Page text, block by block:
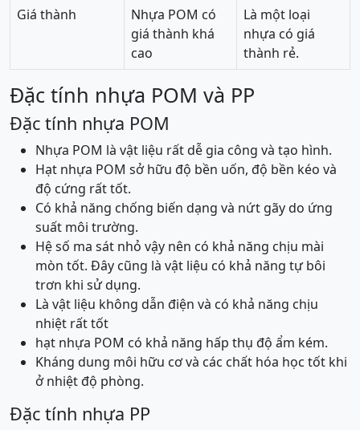
Giá thành
Nhựa POM có
giá thành khá
cao
Là một loại
nhựa có giá
thành rẻ.
Đặc tính nhựa POM và PP
Đặc tính nhựa POM
Nhựa POM là vật liệu rất dễ gia công và tạo hình.
Hạt nhựa POM sở hữu độ bền uốn, độ bền kéo và
độ cứng rất tốt.
Có khả năng chống biến dạng và nứt gãy do ứng
suất môi trường.
Hệ số ma sát nhỏ vậy nên có khả năng chịu mài
mòn tốt. Đây cũng là vật liệu có khả năng tự bôi
trơn khi sử dụng.
Là vật liệu không dẫn điện và có khả năng chịu
nhiệt rất tốt
hạt nhựa POM có khả năng hấp thụ độ ẩm kém.
Kháng dung môi hữu cơ và các chất hóa học tốt khi
ở nhiệt độ phòng.
Đặc tính nhựa PP